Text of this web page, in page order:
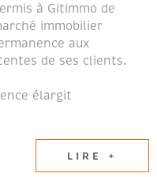
à Gitimmo de
immobilier
aux
de ses clients.
élargit
LIRE +